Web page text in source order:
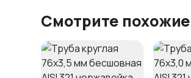
Смотрите похожие